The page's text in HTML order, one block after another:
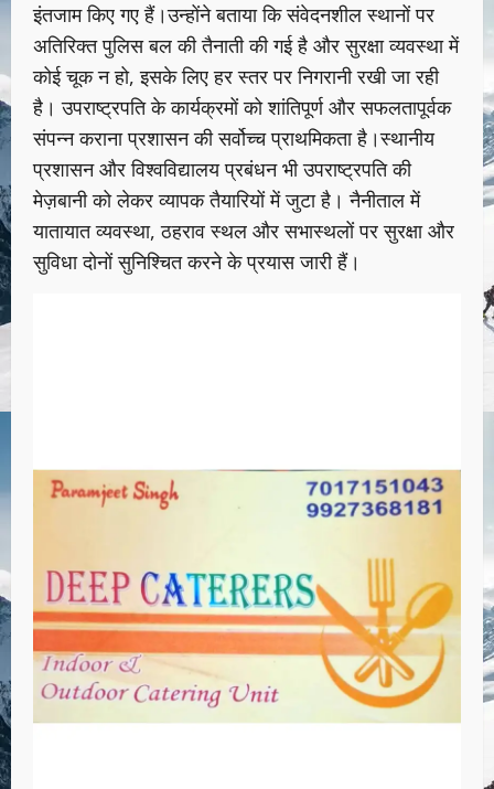
इंतजाम किए गए हैं।उन्होंने बताया कि संवेदनशील स्थानों पर
अतिरिक्त पुलिस बल की तैनाती की गई है और सुरक्षा व्यवस्था में
कोई चूक न हो, इसके लिए हर स्तर पर निगरानी रखी जा रही
है। उपराष्ट्रपति के कार्यक्रमों को शांतिपूर्ण और सफलतापूर्वक
संपन्न कराना प्रशासन की सर्वोच्च प्राथमिकता है।स्थानीय
प्रशासन और विश्वविद्यालय प्रबंधन भी उपराष्ट्रपति की
मेज़बानी को लेकर व्यापक तैयारियों में जुटा है। नैनीताल में
यातायात व्यवस्था, ठहराव स्थल और सभास्थलों पर सुरक्षा और
सुविधा दोनों सुनिश्चित करने के प्रयास जारी हैं।